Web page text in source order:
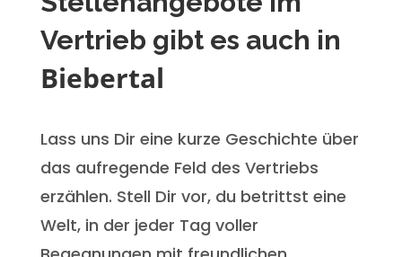
Vertrieb gibt es auch in
Biebertal
Lass uns Dir eine kurze Geschichte über
das aufregende Feld des Vertriebs
erzählen. Stell Dir vor, du betrittst eine
Welt, in der jeder Tag voller